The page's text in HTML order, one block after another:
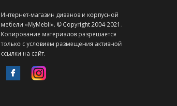
Интернет-магазин диванов и корпусной
мебели «MyMebli». © Copyright 2004-2021.
Копирование материалов разрешается
только с условием размещения активной
ссылки на сайт.